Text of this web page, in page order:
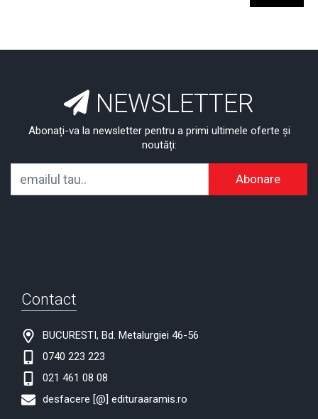
NEWSLETTER
Abonați-va la newsletter pentru a primi ultimele oferte și
noutăți:
Abonare
Contact
BUCURESTI, Bd. Metalurgiei 46-56
0740 223 223
021 461 08 08
desfacere [@] edituraaramis.ro